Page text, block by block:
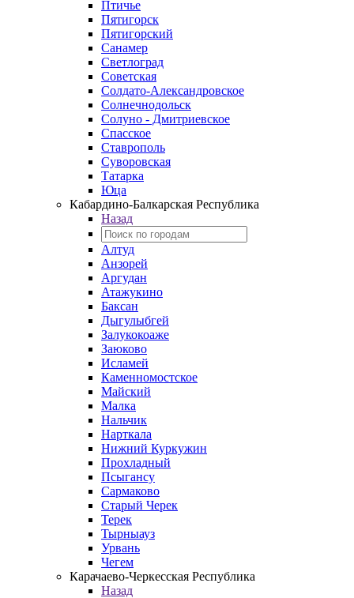
Птичье
Пятигорск
Пятигорский
Санамер
Светлоград
Советская
Солдато-Александровское
Солнечнодольск
Солуно - Дмитриевское
Спасское
Ставрополь
Суворовская
Татарка
Юца
Кабардино‑Балкарская Республика
Назад
Алтуд
Анзорей
Аргудан
Атажукино
Баксан
Дыгулыбгей
Залукокоаже
Заюково
Исламей
Каменномостское
Майский
Малка
Нальчик
Нарткала
Нижний Куркужин
Прохладный
Псыгансу
Сармаково
Старый Черек
Терек
Тырныауз
Урвань
Чегем
Карачаево-Черкесская Республика
Назад